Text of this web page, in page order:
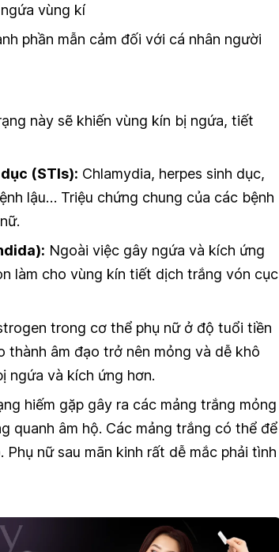
vùng kí
phần mẫn cảm đối với cá nhân người
này sẽ khiến vùng kín bị ngứa, tiết
(STIs): Chlamydia, herpes sinh dục,
lậu… Triệu chứng chung của các bệnh
Ngoài việc gây ngứa và kích ứng
làm cho vùng kín tiết dịch trắng vón cục
trong cơ thể phụ nữ ở độ tuổi tiền
thành âm đạo trở nên mỏng và dễ khô
ngứa và kích ứng hơn.
hiếm gặp gây ra các mảng trắng mỏng
quanh âm hộ. Các mảng trắng có thể để
nữ sau mãn kinh rất dễ mắc phải tình